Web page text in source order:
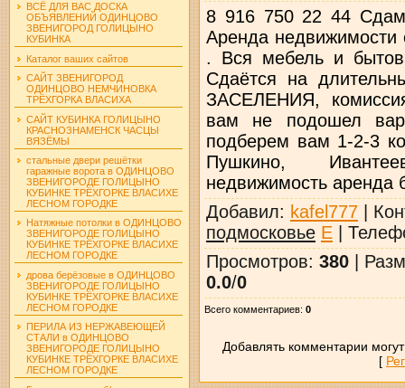
ВСЁ ДЛЯ ВАС ДОСКА
ОБЪЯВЛЕНИЙ ОДИНЦОВО
ЗВЕНИГОРОД ГОЛИЦЫНО
КУБИНКА
Каталог ваших сайтов
САЙТ ЗВЕНИГОРОД
ОДИНЦОВО НЕМЧИНОВКА
ТРЁХГОРКА ВЛАСИХА
САЙТ КУБИНКА ГОЛИЦЫНО
КРАСНОЗНАМЕНСК ЧАСЦЫ
ВЯЗЁМЫ
стальные двери решётки
гаражные ворота в ОДИНЦОВО
ЗВЕНИГОРОДЕ ГОЛИЦЫНО
КУБИНКЕ ТРЁХГОРКЕ ВЛАСИХЕ
ЛЕСНОМ ГОРОДКЕ
Натяжные потолки в ОДИНЦОВО
ЗВЕНИГОРОДЕ ГОЛИЦЫНО
КУБИНКЕ ТРЁХГОРКЕ ВЛАСИХЕ
ЛЕСНОМ ГОРОДКЕ
дрова берёзовые в ОДИНЦОВО
ЗВЕНИГОРОДЕ ГОЛИЦЫНО
КУБИНКЕ ТРЁХГОРКЕ ВЛАСИХЕ
ЛЕСНОМ ГОРОДКЕ
ПЕРИЛА ИЗ НЕРЖАВЕЮЩЕЙ
СТАЛИ в ОДИНЦОВО
ЗВЕНИГОРОДЕ ГОЛИЦЫНО
КУБИНКЕ ТРЁХГОРКЕ ВЛАСИХЕ
ЛЕСНОМ ГОРОДКЕ
8 916 750 22 44 Сдам
Аренда
. Вся мебель и
Сдаётся на
ЗАСЕЛЕНИЯ,
вам не подошел
подберем вам 1-2-3
Пушкино,
недвижимость аренда
Добавил: kafel777|
подмосковье E|
Просмотров: 380|
0.0/0
Всего комментариев: 0
Добавлять комментарии
[